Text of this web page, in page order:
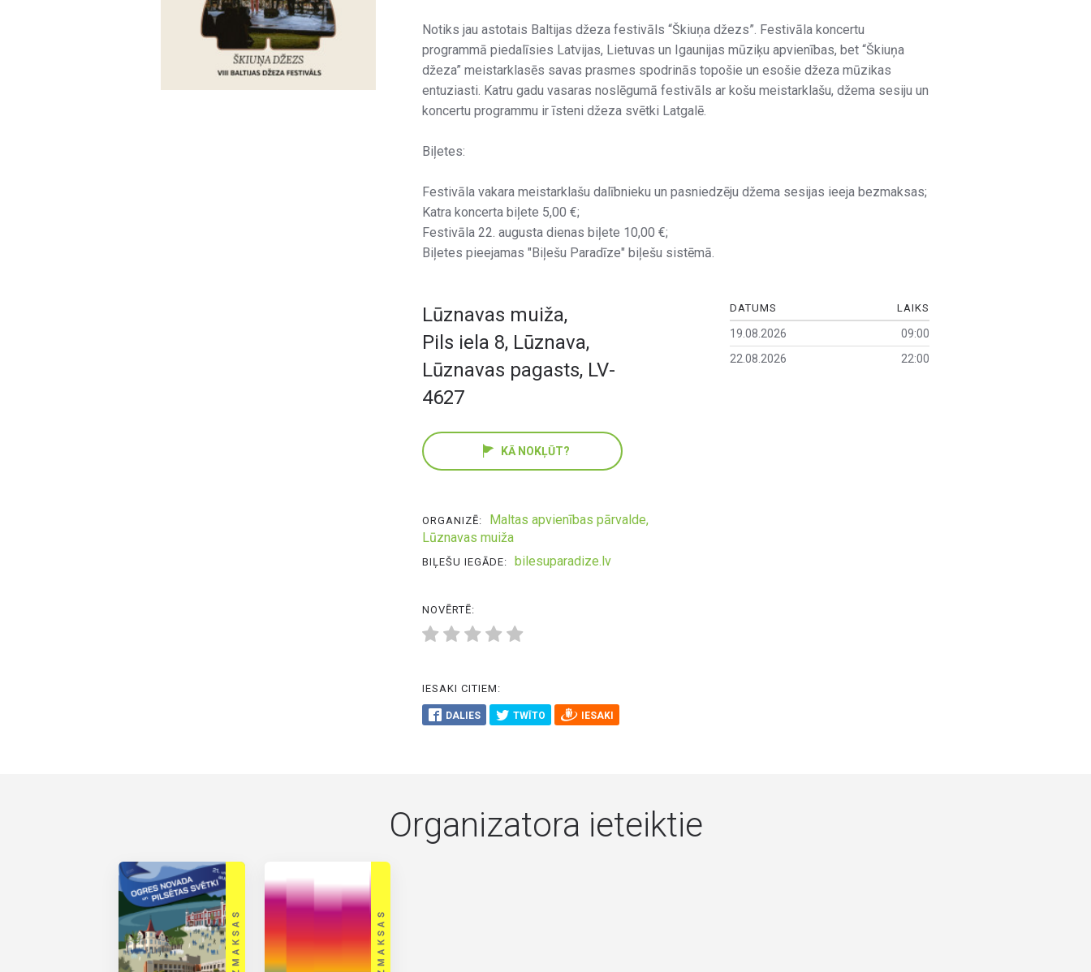
Notiks jau astotais Baltijas džeza festivāls “Škiuņa džezs”. Festivāla koncertu
programmā piedalīsies Latvijas, Lietuvas un Igaunijas mūziķu apvienības, bet “Škiuņa
džeza” meistarklasēs savas prasmes spodrinās topošie un esošie džeza mūzikas
entuziasti. Katru gadu vasaras noslēgumā festivāls ar košu meistarklašu, džema sesiju un
koncertu programmu ir īsteni džeza svētki Latgalē.
Biļetes:
Festivāla vakara meistarklašu dalībnieku un pasniedzēju džema sesijas ieeja bezmaksas;
Katra koncerta biļete 5,00 €;
Festivāla 22. augusta dienas biļete 10,00 €;
Biļetes pieejamas "Biļešu Paradīze" biļešu sistēmā.
Lūznavas muiža,
Pils iela 8, Lūznava,
Lūznavas pagasts, LV-
4627
KĀ NOKĻŪT?
DATUMS LAIKS
19.08.2026
09:00
22.08.2026
22:00
ORGANIZĒ:
Maltas apvienības pārvalde,
Lūznavas muiža
BIĻEŠU IEGĀDE: bilesuparadize.lv
NOVĒRTĒ:
IESAKI CITIEM:
DALIES TWĪTO IESAKI
Organizatora ieteiktie